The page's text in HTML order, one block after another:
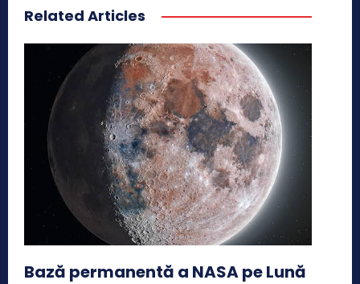
Related Articles
Bază permanentă a NASA pe Lună